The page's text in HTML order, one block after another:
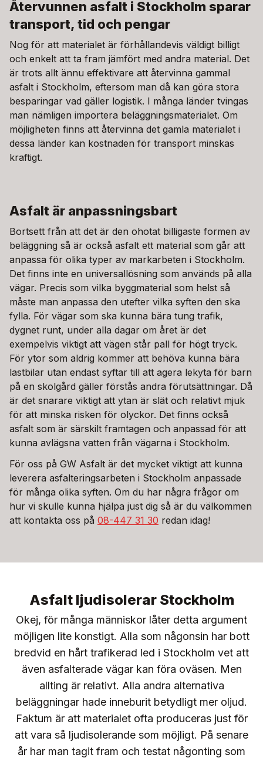
Återvunnen asfalt i Stockholm sparar
transport, tid och pengar
Nog för att materialet är förhållandevis väldigt billigt
och enkelt att ta fram jämfört med andra material. Det
är trots allt ännu effektivare att återvinna gammal
asfalt i Stockholm, eftersom man då kan göra stora
besparingar vad gäller logistik. I många länder tvingas
man nämligen importera beläggningsmaterialet. Om
möjligheten finns att återvinna det gamla materialet i
dessa länder kan kostnaden för transport minskas
kraftigt.
Asfalt är anpassningsbart
Bortsett från att det är den ohotat billigaste formen av
beläggning så är också asfalt ett material som går att
anpassa för olika typer av markarbeten i Stockholm.
Det finns inte en universallösning som används på alla
vägar. Precis som vilka byggmaterial som helst så
måste man anpassa den utefter vilka syften den ska
fylla. För vägar som ska kunna bära tung trafik,
dygnet runt, under alla dagar om året är det
exempelvis viktigt att vägen står pall för högt tryck.
För ytor som aldrig kommer att behöva kunna bära
lastbilar utan endast syftar till att agera lekyta för barn
på en skolgård gäller förstås andra förutsättningar. Då
är det snarare viktigt att ytan är slät och relativt mjuk
för att minska risken för olyckor. Det finns också
asfalt som är särskilt framtagen och anpassad för att
kunna avlägsna vatten från vägarna i Stockholm.
För oss på GW Asfalt är det mycket viktigt att kunna
leverera asfalteringsarbeten i Stockholm anpassade
för många olika syften. Om du har några frågor om
hur vi skulle kunna hjälpa just dig så är du välkommen
att kontakta oss på 08-447 31 30 redan idag!
Asfalt ljudisolerar Stockholm
Okej, för många människor låter detta argument
möjligen lite konstigt. Alla som någonsin har bott
bredvid en hårt trafikerad led i Stockholm vet att
även asfalterade vägar kan föra oväsen. Men
allting är relativt. Alla andra alternativa
beläggningar hade inneburit betydligt mer oljud.
Faktum är att materialet ofta produceras just för
att vara så ljudisolerande som möjligt. På senare
år har man tagit fram och testat någonting som